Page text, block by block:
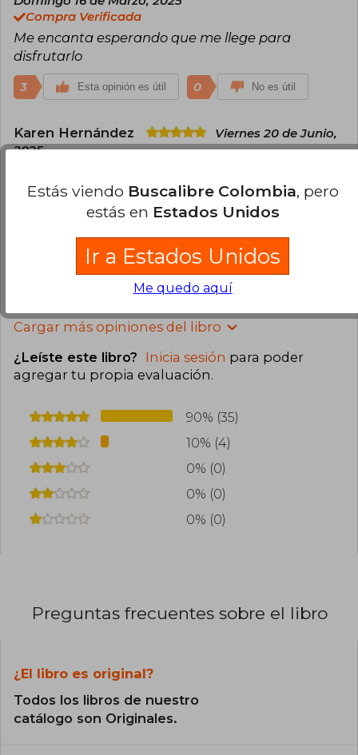
Compra Verificada
Me encanta esperando que me llege para
disfrutarlo
3 Esta opinión es útil 0 No es útil
Karen Hernández
Viernes 20 de Junio,
2025
Es una edición maravillosa, el estuche un poco
maltratado pero es lo de menos para mí. Los
estado. Espero con ansias el 4
Esta opinión es útil 0 No es útil
Cargar más opiniones del libro
¿Leíste este libro? Inicia sesión para poder
agregar tu propia evaluación.
90% (35)
10% (4)
0% (0)
0% (0)
0% (0)
Preguntas frecuentes sobre el libro
¿El libro es original?
Todos los libros de nuestro
catálogo son Originales.
Estás viendo Buscalibre Colombia, pero
estás en Estados Unidos
Ir a Estados Unidos
Me quedo aquí